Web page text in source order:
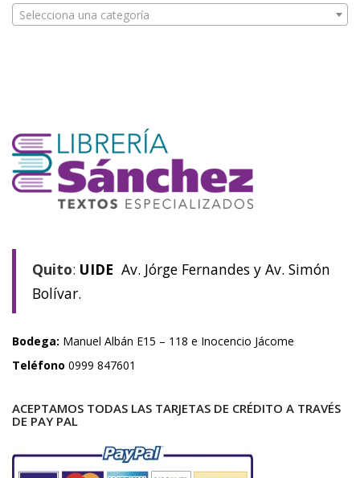
Selecciona una categoría
Quito: UIDE Av. Jórge Fernandes y Av. Simón
Bolívar.
Bodega: Manuel Albán E15 – 118 e Inocencio Jácome
Teléfono 0999 847601
ACEPTAMOS TODAS LAS TARJETAS DE CRÉDITO A TRAVÉS
DE PAY PAL